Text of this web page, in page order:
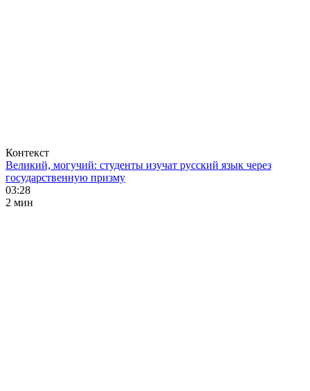
Контекст
Великий, могучий: студенты изучат русский язык через
государственную призму
03:28
2 мин